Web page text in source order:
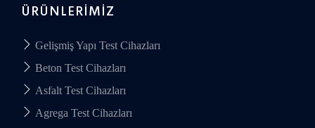
ÜRÜNLERIMIZ
Gelişmiş Yapı Test Cihazları
Beton Test Cihazları
Asfalt Test Cihazları
Agrega Test Cihazları